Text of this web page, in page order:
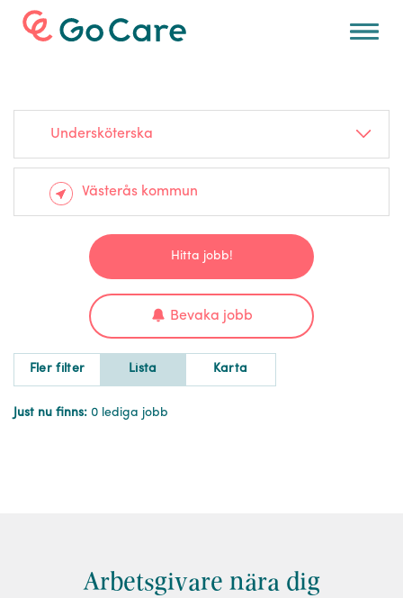
För arbetsgivare
Undersköterska
Hitta jobb!
Bevaka jobb
Fler filter Lista Karta
Just nu finns: 0 lediga jobb
Arbetsgivare nära dig